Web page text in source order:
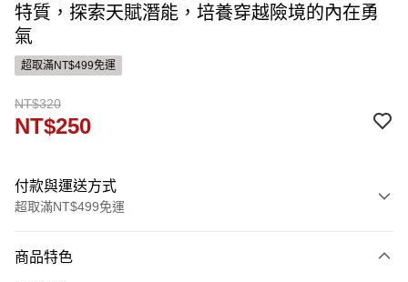
特質，探索天賦潛能，培養穿越險境的內在勇
氣
超取滿NT$499免運
NT$320
NT$250
付款與運送方式
超取滿NT$499免運
信用卡一次付款
商品特色